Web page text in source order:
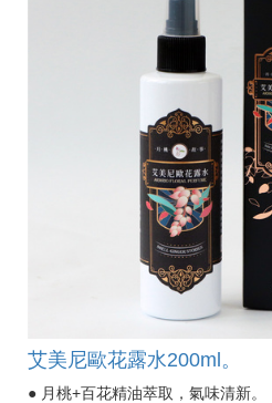
艾美尼歐花露水200ml。
● 月桃+百花精油萃取，氣味清新。